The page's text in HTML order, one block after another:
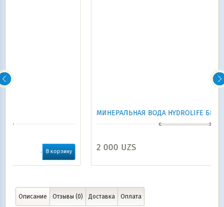
МИНЕРАЛЬНАЯ ВОДА HYDROLIFE БЕЗ ГАЗА 0.33Л
2 000UZS
Описание Отзывы (0) Доставка Оплата